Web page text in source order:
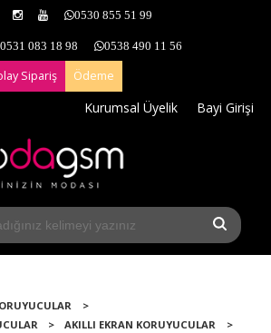
0530 855 51 99
0531 083 18 98 0538 490 11 56
Sipariş Ödeme
Kurumsal Üyelik Bayi Girişi
>
> AKILLI EKRAN KORUYUCULAR
>